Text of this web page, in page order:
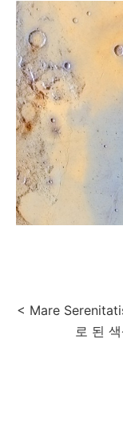
< Mare
로 된